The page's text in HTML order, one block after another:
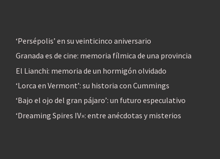
‘Persépolis’ en su veinticinco aniversario
Granada es de cine: memoria fílmica de una provincia
El Lianchi: memoria de un hormigón olvidado
‘Lorca en Vermont’: su historia con Cummings
‘Bajo el ojo del gran pájaro’: un futuro especulativo
‘Dreaming Spires IV»: entre anécdotas y misterios